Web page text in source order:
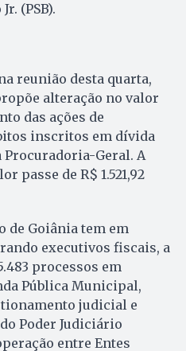
(PSB).
reunião desta quarta,
alteração no valor
das ações de
inscritos em dívida
Geral. A
passe de R$ 1.521,92
de Goiânia tem em
executivos fiscais, a
processos em
Pública Municipal,
judicial e
Poder Judiciário
entre Entes